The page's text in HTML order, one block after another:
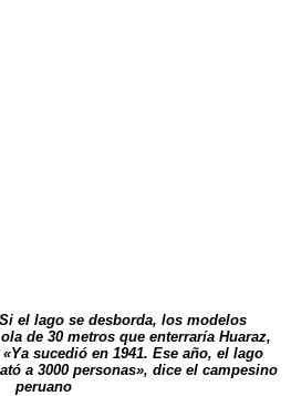
el lago se desborda, los modelos
de 30 metros que enterraría Huaraz,
sucedió en 1941. Ese año, el lago
a 3000 personas», dice el campesino
peruano